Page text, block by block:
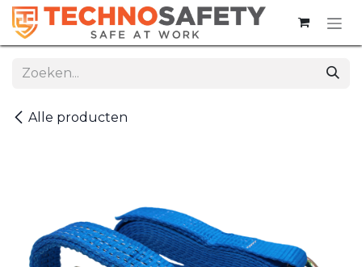
Overslaan naar inhoud
Alle producten